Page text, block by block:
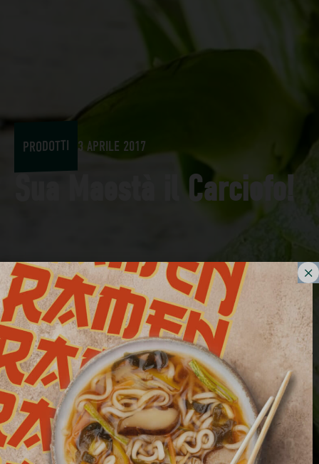
PRODOTTI 3 APRILE 2017
Sua Maestà il Carciofo!